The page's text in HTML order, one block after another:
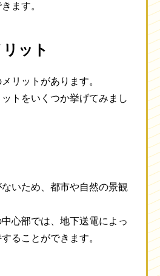
ます。
ット
リットがあります。
トをいくつか挙げてみまし
いため、都市や自然の景観
心部では、地下送電によっ
ることができます。